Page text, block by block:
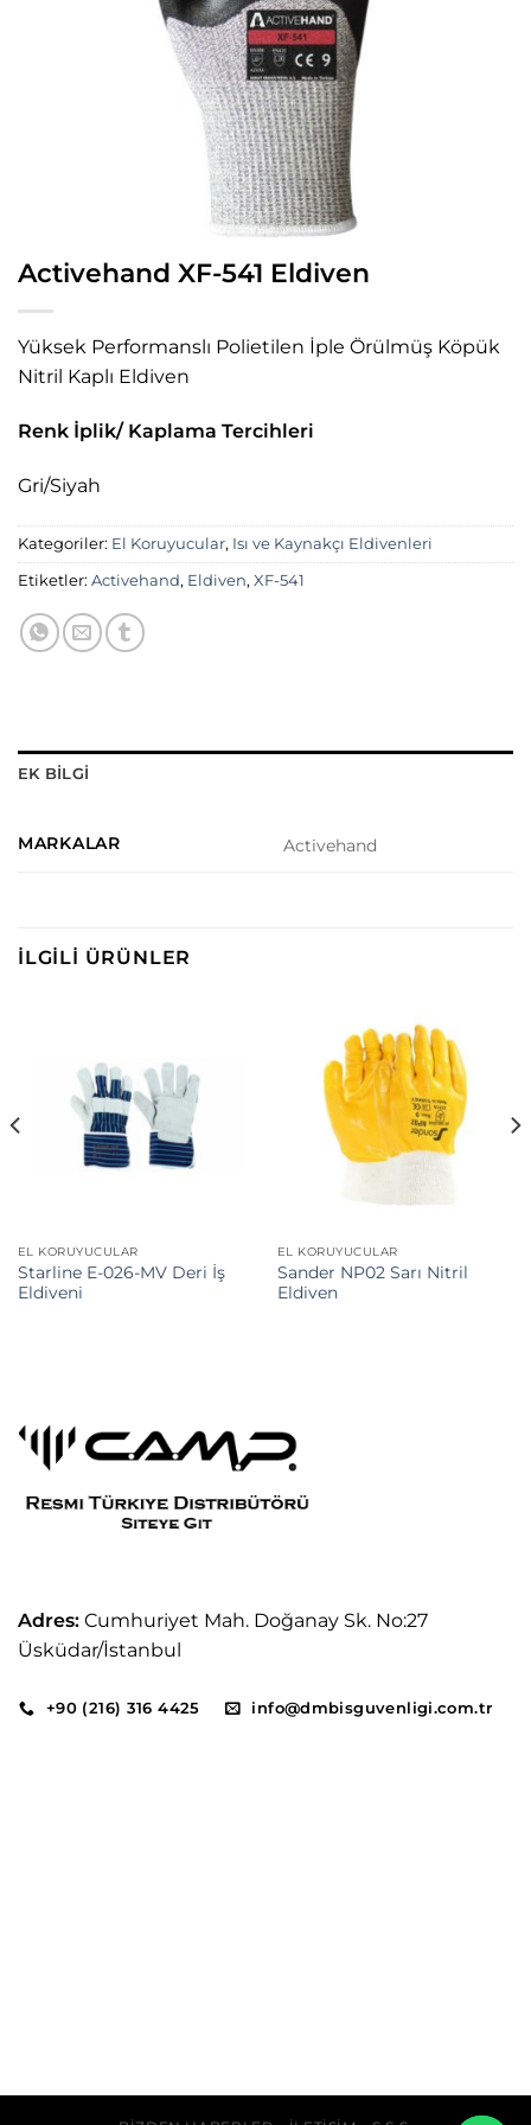
Activehand XF-541 Eldiven
Yüksek Performanslı Polietilen İple Örülmüş Köpük
Nitril Kaplı Eldiven
Renk İplik/ Kaplama Tercihleri
Gri/Siyah
Kategoriler: El Koruyucular, Isı ve Kaynakçı Eldivenleri
Etiketler: Activehand, Eldiven, XF-541
EK BILGI
MARKALAR Activehand
İLGILI ÜRÜNLER
EL KORUYUCULAR
Starline E-026-MV Deri İş
Eldiveni
EL KORUYUCULAR
Sander NP02 Sarı Nitril
Eldiven
Adres: Cumhuriyet Mah. Doğanay Sk. No:27
Üsküdar/İstanbul
+90 (216) 316 4425 info@dmbisguvenligi.com.tr